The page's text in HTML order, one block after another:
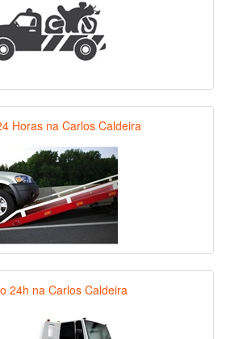
Horas na Carlos Caldeira
24h na Carlos Caldeira